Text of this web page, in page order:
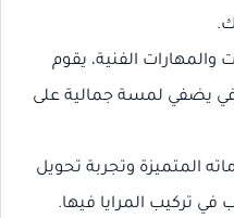
والمهارات الفنية، يقوم
يضفي لمسة جمالية على
المتميزة وتجربة تحويل
تركيب المرايا فيها.